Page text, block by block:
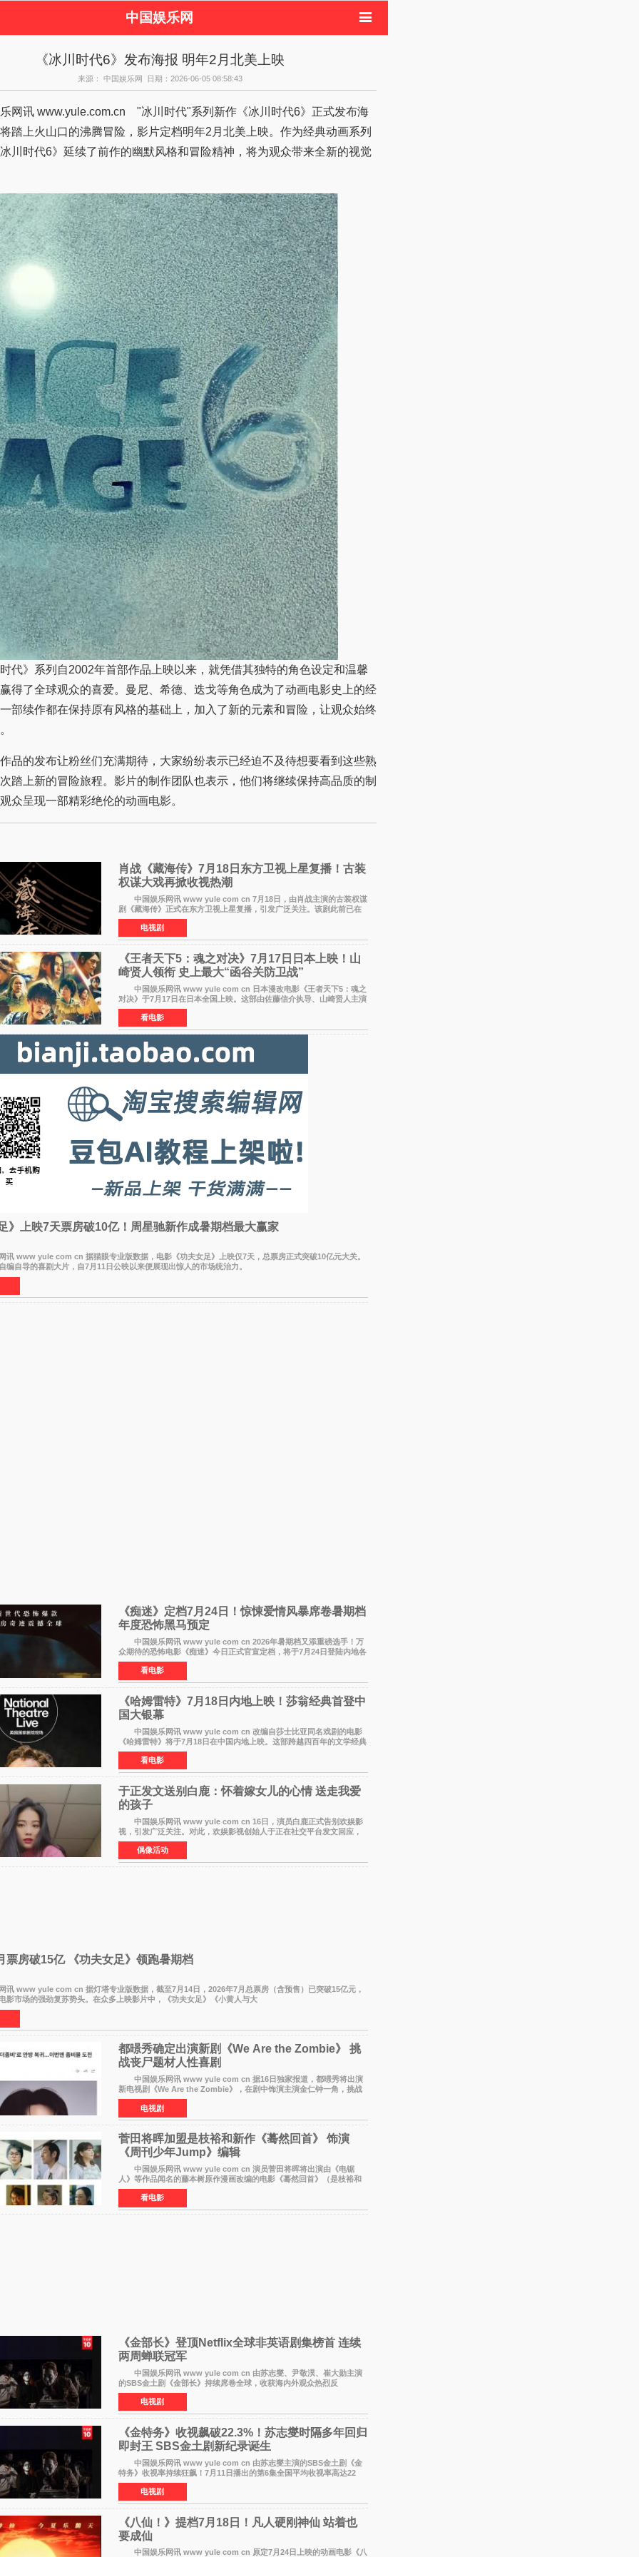
中国娱乐网
演唱会 综艺节目
《冰川时代6》发布海报 明年2月北美上映
来源： 中国娱乐网 日期：2026-06-05 08:58:43
讯 www.yule.com.cn "冰川时代"系列新作《冰川时代6》正式发布海
踏上火山口的沸腾冒险，影片定档明年2月北美上映。作为经典动画系列
川时代6》延续了前作的幽默风格和冒险精神，将为观众带来全新的视觉
系列自2002年首部作品上映以来，就凭借其独特的角色设定和温馨
得了全球观众的喜爱。曼尼、希德、迭戈等角色成为了动画电影史上的经
部续作都在保持原有风格的基础上，加入了新的元素和冒险，让观众始终
发布让粉丝们充满期待，大家纷纷表示已经迫不及待想要看到这些熟
踏上新的冒险旅程。影片的制作团队也表示，他们将继续保持高品质的制
众呈现一部精彩绝伦的动画电影。
肖战《藏海传》7月18日东方卫视上星复播！古装
权谋大戏再掀收视热潮
中国娱乐网讯 www yule com cn 7月18日，由肖战主演的古装权谋
剧《藏海传》正式在东方卫视上星复播，引发广泛关注。该剧此前已在
网络平台播出，凭借精良制作和紧凑剧情收获不俗口碑，此次上
电视剧
《王者天下5：魂之对决》7月17日日本上映！山
崎贤人领衔 史上最大“函谷关防卫战”
中国娱乐网讯 www yule com cn 日本漫改电影《王者天下5：魂之
对决》于7月17日在日本全国上映。这部由佐藤信介执导、山崎贤人主演
的历史动作片，改编自原泰久同名人气漫画，继续讲述信和漂
看电影
》上映7天票房破10亿！周星驰新作成暑期档最大赢家
www yule com cn 据猫眼专业版数据，电影《功夫女足》上映仅7天，总票房正式突破10亿元大关。
编自导的喜剧大片，自7月11日公映以来便展现出惊人的市场统治力。
《痴迷》定档7月24日！惊悚爱情风暴席卷暑期档
年度恐怖黑马预定
中国娱乐网讯 www yule com cn 2026年暑期档又添重磅选手！万
众期待的恐怖电影《痴迷》今日正式官宣定档，将于7月24日登陆内地各
大院线。这部被业内专家誉为新世代爆款恐怖电影的作品，将为
看电影
《哈姆雷特》7月18日内地上映！莎翁经典首登中
国大银幕
中国娱乐网讯 www yule com cn 改编自莎士比亚同名戏剧的电影
《哈姆雷特》将于7月18日在中国内地上映。这部跨越四百年的文学经典
被搬上大银幕，为观众带来一场视觉与听觉的双重盛宴。 《
看电影
于正发文送别白鹿：怀着嫁女儿的心情 送走我爱
的孩子
中国娱乐网讯 www yule com cn 16日，演员白鹿正式告别欢娱影
视，引发广泛关注。对此，欢娱影视创始人于正在社交平台发文回应，
字里行间流露不舍与祝福。 于正透露，以前每次有演员到期不
偶像活动
票房破15亿 《功夫女足》领跑暑期档
www yule com cn 据灯塔专业版数据，截至7月14日，2026年7月总票房（含预售）已突破15亿元，
影市场的强劲复苏势头。在众多上映影片中，《功夫女足》《小黄人与大
都暻秀确定出演新剧《We Are the Zombie》 挑
战丧尸题材人性喜剧
中国娱乐网讯 www yule com cn 据16日独家报道，都暻秀将出演
新电视剧《We Are the Zombie》，在剧中饰演主演金仁钟一角，挑战
与以往丧尸题材截然不同的人性喜剧。 新剧《We Are t
电视剧
菅田将晖加盟是枝裕和新作《蓦然回首》 饰演
《周刊少年Jump》编辑
中国娱乐网讯 www yule com cn 演员菅田将晖将出演由《电锯
人》等作品闻名的藤本树原作漫画改编的电影《蓦然回首》（是枝裕和
导演）。菅田饰演的角色是初中时代两位主人公带着完成的作品前去
看电影
《金部长》登顶Netflix全球非英语剧集榜首 连续
两周蝉联冠军
中国娱乐网讯 www yule com cn 由苏志燮、尹敬淏、崔大勋主演
的SBS金土剧《金部长》持续席卷全球，收获海内外观众热烈反
响。 15日，据Netflix官方排行榜网站Tudum公布的数据，SBS金土
电视剧
《金特务》收视飙破22.3%！苏志燮时隔多年回归
即封王 SBS金土剧新纪录诞生
中国娱乐网讯 www yule com cn 由苏志燮主演的SBS金土剧《金
特务》收视率持续狂飙！7月11日播出的第6集全国平均收视率高达22
3%，瞬间最高更冲上26 4%，不仅再度刷新自身纪录，更稳坐同时段
电视剧
《八仙！》提档7月18日！凡人硬刚神仙 站着也
要成仙
中国娱乐网讯 www yule com cn 原定7月24日上映的动画电影《八